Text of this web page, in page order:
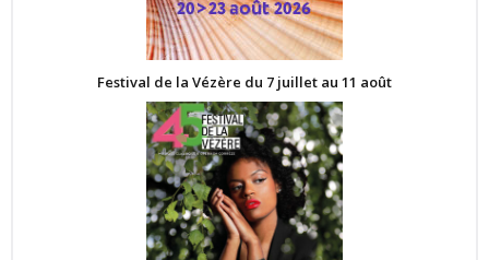
Festival de la Vézère du 7 juillet au 11 août